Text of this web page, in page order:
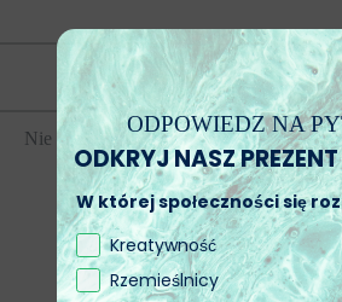
Pokaż kategorie
Nie znaleziono produktów.
ODPOWIEDZ NA
ODKRYJ NASZ
W której społeczności się
Kreatywność
Rzemieślnicy